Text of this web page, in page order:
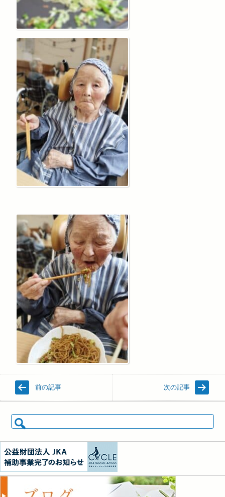
前の記事 次の記事
検索: